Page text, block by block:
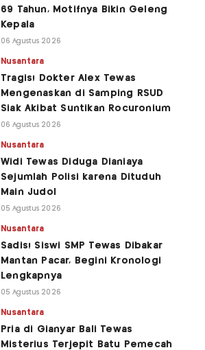
69 Tahun, Motifnya Bikin Geleng
Kepala
06 Agustus 2026
Nusantara
Tragis! Dokter Alex Tewas
Mengenaskan di Samping RSUD
Siak Akibat Suntikan Rocuronium
06 Agustus 2026
Nusantara
Widi Tewas Diduga Dianiaya
Sejumlah Polisi karena Dituduh
Main Judol
05 Agustus 2026
Nusantara
Sadis! Siswi SMP Tewas Dibakar
Mantan Pacar, Begini Kronologi
Lengkapnya
05 Agustus 2026
Nusantara
Pria di Gianyar Bali Tewas
Misterius Terjepit Batu Pemecah